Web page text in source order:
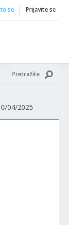
se Prijavite se
Pretražite
04/2025